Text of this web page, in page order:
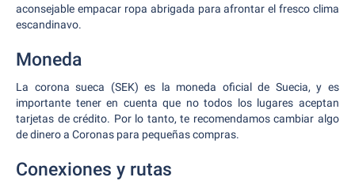
aconsejable empacar ropa abrigada para afrontar el fresco clima
escandinavo.
Moneda
La corona sueca (SEK) es la moneda oficial de Suecia, y es
importante tener en cuenta que no todos los lugares aceptan
tarjetas de crédito. Por lo tanto, te recomendamos cambiar algo
de dinero a Coronas para pequeñas compras.
Conexiones y rutas